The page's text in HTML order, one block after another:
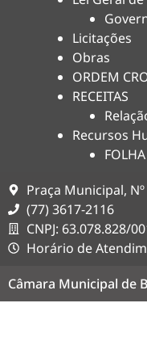
Licitações
Obras
ORDEM
RECEITAS
Recursos
Praça Municipal,
(77) 3617-2116
CNPJ: 63.078.828/
Horário de
Câmara Municipal de